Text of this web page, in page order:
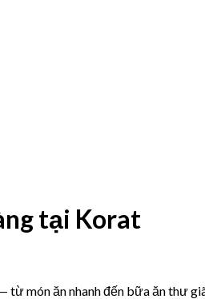
tại Korat
từ món ăn nhanh đến bữa ăn thư